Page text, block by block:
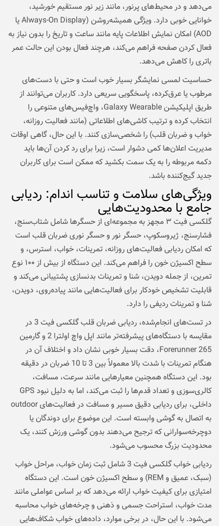
می‌دهد و در محیط‌های پرنور، مانند زیر نور مستقیم خورشید،
خوانایی خوبی دارد. ویژگی همیشه‌روشن (Always-On Display یا
AOD) امکان نمایش اطلاعات پایه مانند ساعت و تاریخ را بدون نیاز به
فعال کردن صفحه فراهم می‌کند، هرچند فعال بودن این حالت عمر
باتری را کاهش می‌دهد.
حساسیت لمسی نمایشگر بسیار خوب است و حتی با دست‌های
مرطوب یا عرق‌کرده، پاسخگویی سریعی دارد. کاربران می‌توانند از
طریق اپلیکیشن Galaxy Wearable، واچ‌فیس‌های متنوعی را
انتخاب کرده و ترتیب کاشی‌های اطلاعاتی (مانند فعالیت روزانه،
خواب و ضربان قلب) را شخصی‌سازی کنند. با این حال، گاهی اوقات
مدیریت اعلان‌ها کمی دشوار است، زیرا برای رد کردن آن‌ها باید
دکمه مربوطه را به یک سمت بکشید که ممکن است برای کاربران
جدید گیج‌کننده باشد.
ویژگی‌های سلامت و تناسب اندام: ردیابی
جامع با محدودیت‌هایی
گلکسی فیت ۳ مجهز به مجموعه‌ای از حسگرها شامل شتاب‌سنج،
فشارسنج، ژیروسکوپ، حسگر نور و حسگر نوری ضربان قلب است
که امکان ردیابی فعالیت‌های روزانه، تمرینات، خواب، استرس، و
سطح اکسیژن خون را فراهم می‌کند. این دستگاه از بیش از ۱۰۰ نوع
تمرین، از جمله دویدن، شنا و تمرینات بدنسازی پشتیبانی می‌کند و
قابلیت تشخیص خودکار برای فعالیت‌هایی مانند پیاده‌روی، دویدن،
شنا و تمرینات ردیفی را دارد.
در تست‌های انجام‌شده، ردیابی ضربان قلب گلکسی فیت 3 در
مقایسه با دستگاه‌های پیشرفته‌تر مانند اپل واچ اولترا 2 و گارمین
Forerunner 265، دقت بسیار خوبی نشان داد و اختلاف آن در
هنگام تمرینات با شدت بالا معمولاً بین 3 تا 10 ضربان در دقیقه
بود. این دستگاه همچنین معیارهایی مانند سرعت، مسافت،
کالری‌سوزی و تعداد قدم‌ها را ثبت می‌کند، اما به دلیل نبود GPS
داخلی، برای ردیابی دقیق مسیر و مسافت در فعالیت‌های outdoor
به اتصال به گوشی وابسته است. این موضوع برای دوندگان یا
دوچرخه‌سوارانی که ترجیح می‌دهند بدون گوشی ورزش کنند، یک
محدودیت بزرگ محسوب می‌شود.
ردیابی خواب گلکسی فیت 3 شامل ثبت زمان خواب، مراحل خواب
(سبک، عمیق و REM) و سطح اکسیژن خون است. این دستگاه
امتیازی برای کیفیت خواب ارائه می‌دهد که بر اساس عواملی مانند
مدت خواب، استراحت جسمی و ذهنی و چرخه‌های خواب محاسبه
می‌شود. با این حال، در برخی موارد، داده‌های خواب شکاف‌هایی